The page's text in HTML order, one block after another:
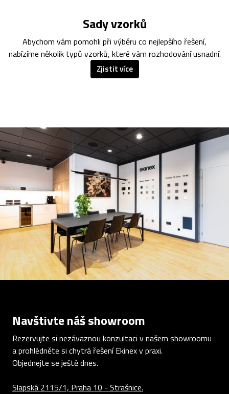
Sady vzorků
Abychom vám pomohli při výběru co nejlepšího řešení,
nabízíme několik typů vzorků, které vám rozhodování usnadní.
Zjistit více
Navštivte náš showroom
Rezervujte si nezávaznou konzultaci v našem showroomu
a prohlédněte si chytrá řešení Ekinex v praxi.
Objednejte se ještě dnes.
Slapská 2115/1, Praha 10 - Strašnice.